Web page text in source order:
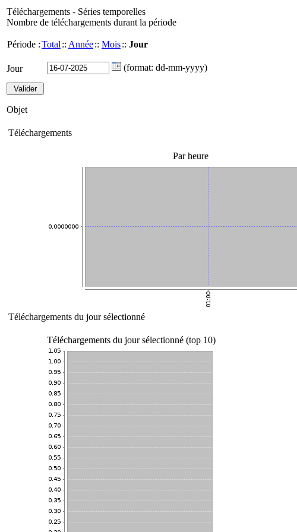
Téléchargements - Séries temporelles
Nombre de téléchargements durant la période
Période :Total :: Année:: Mois:: Jour
Jour (format: dd-mm-yyyy)
Objet
Téléchargements
Par heure
Téléchargements du jour sélectionné
Téléchargements du jour sélectionné (top 10)